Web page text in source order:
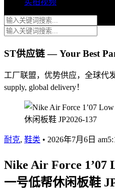
实拍视频
ST供应链 — Your Best
工厂联盟，优势供应，全球代发
supply, global delivery！
耐克, 鞋类 • 2026年7月6日
Nike Air Force 1’07
一号低帮休闲板鞋